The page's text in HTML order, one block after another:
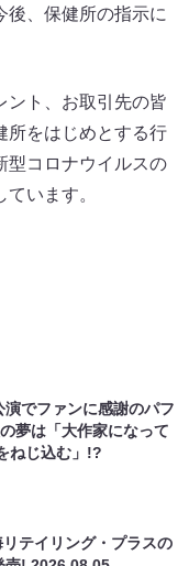
後、保健所の指示に
ント、お取引先の皆
所をはじめとする行
型コロナウイルスの
います。
でファンに感謝のパフ
夢は「大作家になって
ねじ込む」!?
テイリング・プラスの